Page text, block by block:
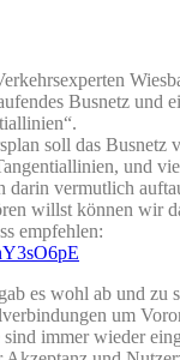
Busnetz und
soll das Busnetz
und
darin vermutlich
willst können wir
empfehlen:
es wohl ab und zu
um
immer wieder